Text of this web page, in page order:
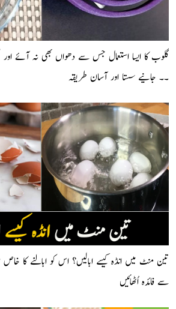
گلوب کا ایسا استعمال جس سے دھواں بھی نہ آئے
۔۔ جانیے سستا اور آسان طریقہ
تین منٹ میں انڈہ کیسے ابالیں؟ اس کو ابالنے کا
سے فائدہ اُٹھائیں